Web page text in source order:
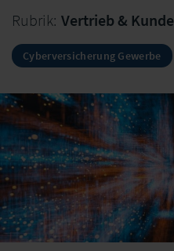
Rubrik: Vertrieb & Kunde
Cyberversicherung Gewerbe